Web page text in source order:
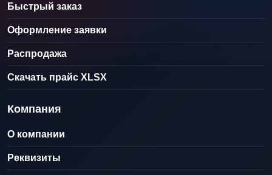
Быстрый заказ
Оформление заявки
Распродажа
Скачать прайс XLSX
Компания
О компании
Реквизиты